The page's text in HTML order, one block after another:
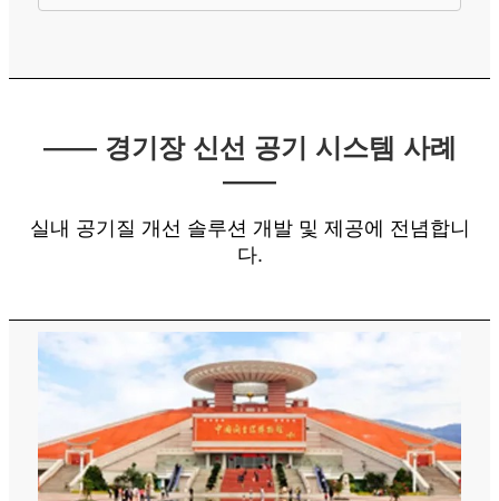
—— 경기장 신선 공기 시스템 사례
——
실내 공기질 개선 솔루션 개발 및 제공에 전념합니
다.